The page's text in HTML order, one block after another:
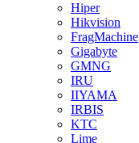
Hiper
Hikvision
FragMachine
Gigabyte
GMNG
IRU
IIYAMA
IRBIS
KTC
Lime